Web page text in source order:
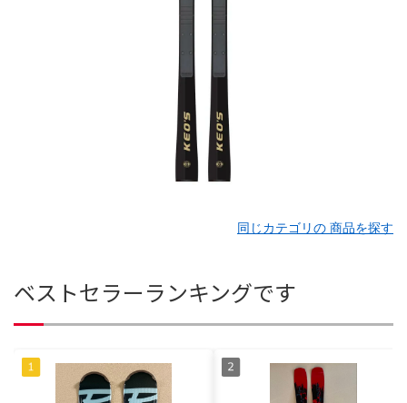
同じカテゴリの 商品を探す
ベストセラーランキングです